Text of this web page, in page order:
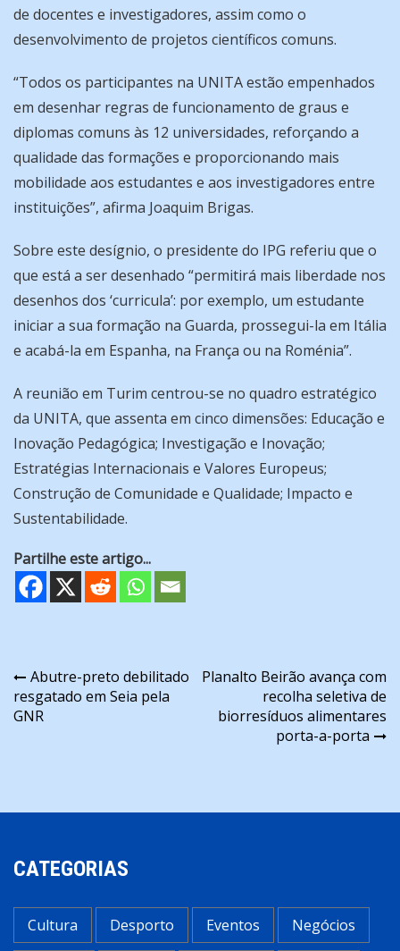
de docentes e investigadores, assim como o
desenvolvimento de projetos científicos comuns.
“Todos os participantes na UNITA estão empenhados
em desenhar regras de funcionamento de graus e
diplomas comuns às 12 universidades, reforçando a
qualidade das formações e proporcionando mais
mobilidade aos estudantes e aos investigadores entre
instituições”, afirma Joaquim Brigas.
Sobre este desígnio, o presidente do IPG referiu que o
que está a ser desenhado “permitirá mais liberdade nos
desenhos dos ‘curricula’: por exemplo, um estudante
iniciar a sua formação na Guarda, prossegui-la em Itália
e acabá-la em Espanha, na França ou na Roménia”.
A reunião em Turim centrou-se no quadro estratégico
da UNITA, que assenta em cinco dimensões: Educação e
Inovação Pedagógica; Investigação e Inovação;
Estratégias Internacionais e Valores Europeus;
Construção de Comunidade e Qualidade; Impacto e
Sustentabilidade.
Partilhe este artigo...
Navegação
de
Abutre-preto debilitado
resgatado em Seia pela
GNR
Planalto Beirão avança com
recolha seletiva de
biorresíduos alimentares
porta-a-porta
CATEGORIAS
Cultura Desporto Eventos Negócios